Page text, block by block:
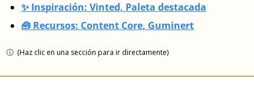
✨ Inspiración: Vinted, Paleta destacada
🧰 Recursos: Content Core, Guminert
ⓘ  (Haz clic en una sección para ir directamente)